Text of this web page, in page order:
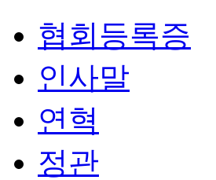
협회등록증
인사말
연혁
정관